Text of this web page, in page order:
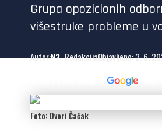
Grupa opozicionih
višestruke probleme u
Autor:N2- RedakcijaObjavljeno: 2. 6.
Foto: Dveri Čačak